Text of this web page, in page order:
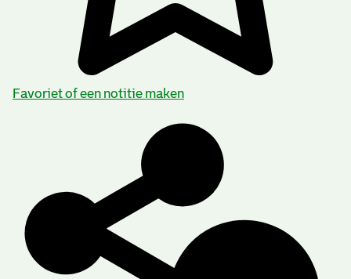
Favoriet of een notitie maken